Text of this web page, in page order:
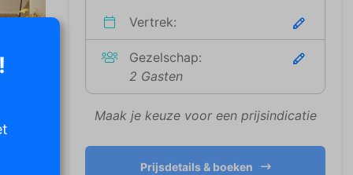
Vertrek:
Gezelschap:
2 Gasten
Maak je keuze voor een prijsindicatie
Prijsdetails & boeken